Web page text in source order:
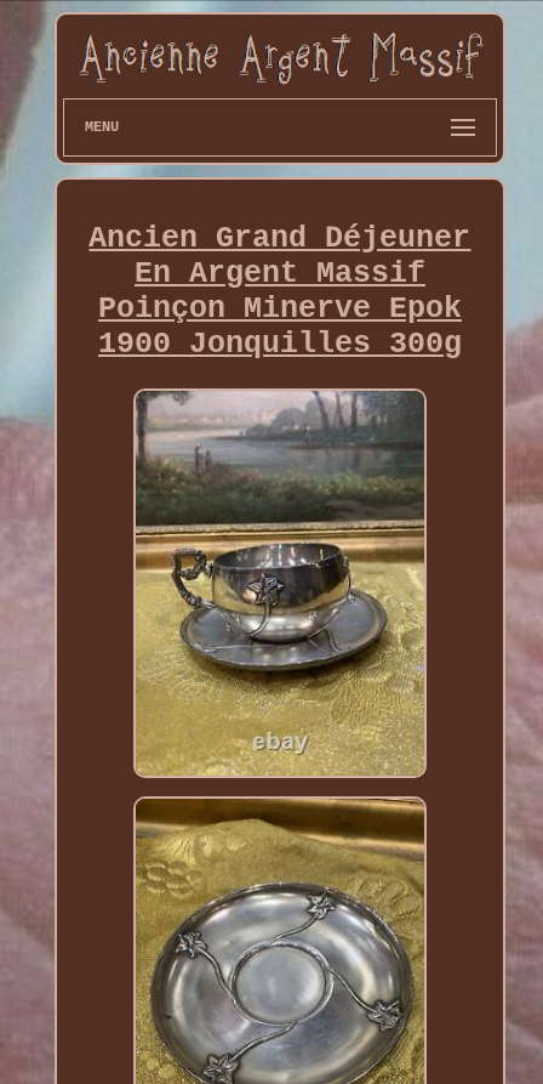
MENU
Ancien Grand Déjeuner
En Argent Massif
Poinçon Minerve Epok
1900 Jonquilles 300g